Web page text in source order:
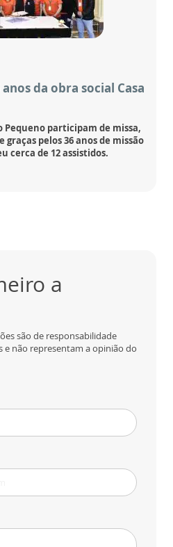
da obra social Casa
Pequeno participam de missa,
pelos 36 anos de missão
cerca de 12 assistidos.
a
são de responsabilidade
e não representam a opinião do